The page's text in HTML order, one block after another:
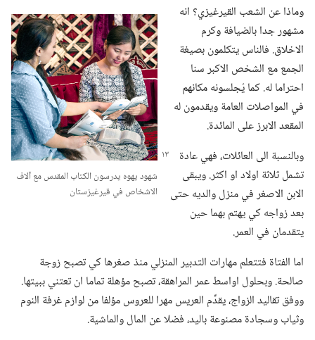
شهود يهوه يدرسون الكتاب المقدس مع آلاف
الاشخاص في قيرغيزستان
وماذا عن الشعب القيرغيزي؟‏ انه
مشهور جدا بالضيافة وكرم
الاخلاق.‏ فالناس يتكلمون بصيغة
الجمع مع الشخص الاكبر سنا
احتراما له.‏ كما يُجلسونه مكانهم
في المواصلات العامة ويقدمون له
المقعد الابرز على المائدة.‏
وبالنسبة الى العائلات،‏ فهي عادة
تشمل ثلاثة اولاد او اكثر.‏ ويبقى
الابن الاصغر في منزل والديه حتى
بعد زواجه كي يهتم بهما حين
يتقدمان في العمر.‏
اما الفتاة فتتعلم مهارات التدبير المنزلي منذ صغرها كي تصبح زوجة
صالحة.‏ وبحلول اواسط عمر المراهقة،‏ تصبح مؤهلة تماما ان تعتني ببيتها.‏
ووفق تقاليد الزواج،‏ يقدِّم العريس مهرا للعروس مؤلفا من لوازم غرفة النوم
وثياب وسجادة مصنوعة باليد،‏ فضلا عن المال والماشية.‏